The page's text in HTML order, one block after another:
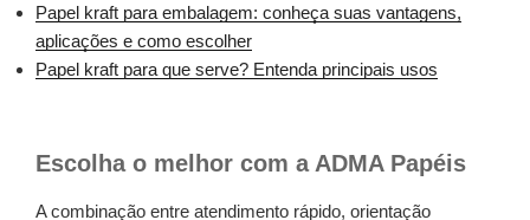
Papel kraft para embalagem: conheça suas vantagens,
aplicações e como escolher
Papel kraft para que serve? Entenda principais usos
Escolha o melhor com a ADMA Papéis
A combinação entre atendimento rápido, orientação